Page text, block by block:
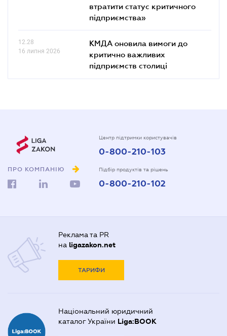
втратити статус критичного
підприємства»
12.28
16 липня 2026
КМДА оновила вимоги до
критично важливих
підприємств столиці
ПРО КОМПАНІЮ
Центр підтримки користувачів
0-800-210-103
Підбір продуктів та рішень
0-800-210-102
Реклама та PR
на ligazakon.net
ТАРИФИ
Національний юридичний
каталог України Liga:BOOK